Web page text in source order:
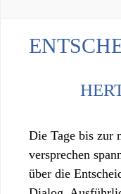
Die Tage bis zur
versprechen
über die